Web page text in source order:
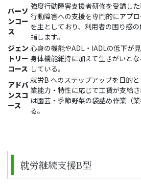
パーソ
ンコー
ス
強度行動障害支援者研修を受講した
行動障害への支援を専門的にアプ
を主としており、利用者の困り感
指します。
ジェン
トリー
コース
心身の機能やADL・IADLの低下が
身体機能維持に加えて生きがいと
している。
アドバ
ンスコ
ース
就労B へのステップアップを目的
業能力・特性に応じて工賃が支給
は園芸・季節野菜の袋詰め作業（
る。
就労継続支援B型